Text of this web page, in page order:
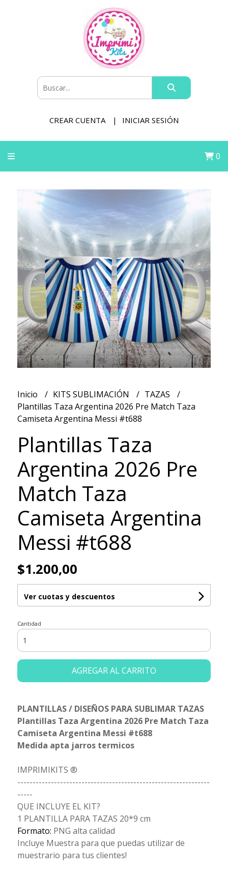
CREAR CUENTA INICIAR SESIÓN
0
Inicio KITS SUBLIMACIÓN
TAZAS
Plantillas Taza Argentina 2026 Pre Match Taza
Camiseta Argentina Messi #t688
Plantillas Taza
Argentina 2026 Pre
Match Taza
Camiseta Argentina
Messi #t688
$1.200,00
Ver cuotas y descuentos
Cantidad
AGREGAR AL CARRITO
PLANTILLAS / DISEÑOS PARA SUBLIMAR TAZAS
Plantillas Taza Argentina 2026 Pre Match Taza
Camiseta Argentina Messi #t688
Medida apta jarros termicos
IMPRIMIKITS ®
---------------------------------------------------------------
-----
QUE INCLUYE EL KIT?
1 PLANTILLA PARA TAZAS 20*9 cm
Formato: PNG alta calidad
Incluye Muestra para que puedas utilizar de
muestrario para tus clientes!